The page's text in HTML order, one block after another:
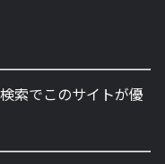
索でこのサイトが優